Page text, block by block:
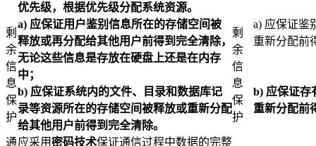
优先级，根据优先级分配系统资源。
剩
余
信
息
保
护
a) 应保证用户鉴别信息所在的存储空间被
释放或再分配给其他用户前得到完全清除，
无论这些信息是存放在硬盘上还是在内存
中；
剩
余
信
息
保
护
a) 应保证鉴
重新分配前
b) 应保证系统内的文件、目录和数据库记
录等资源所在的存储空间被释放或重新分配
给其他用户前得到完全清除。
b) 应保证存
重新分配前
通应采用密码技术保证通信过程中数据的完整